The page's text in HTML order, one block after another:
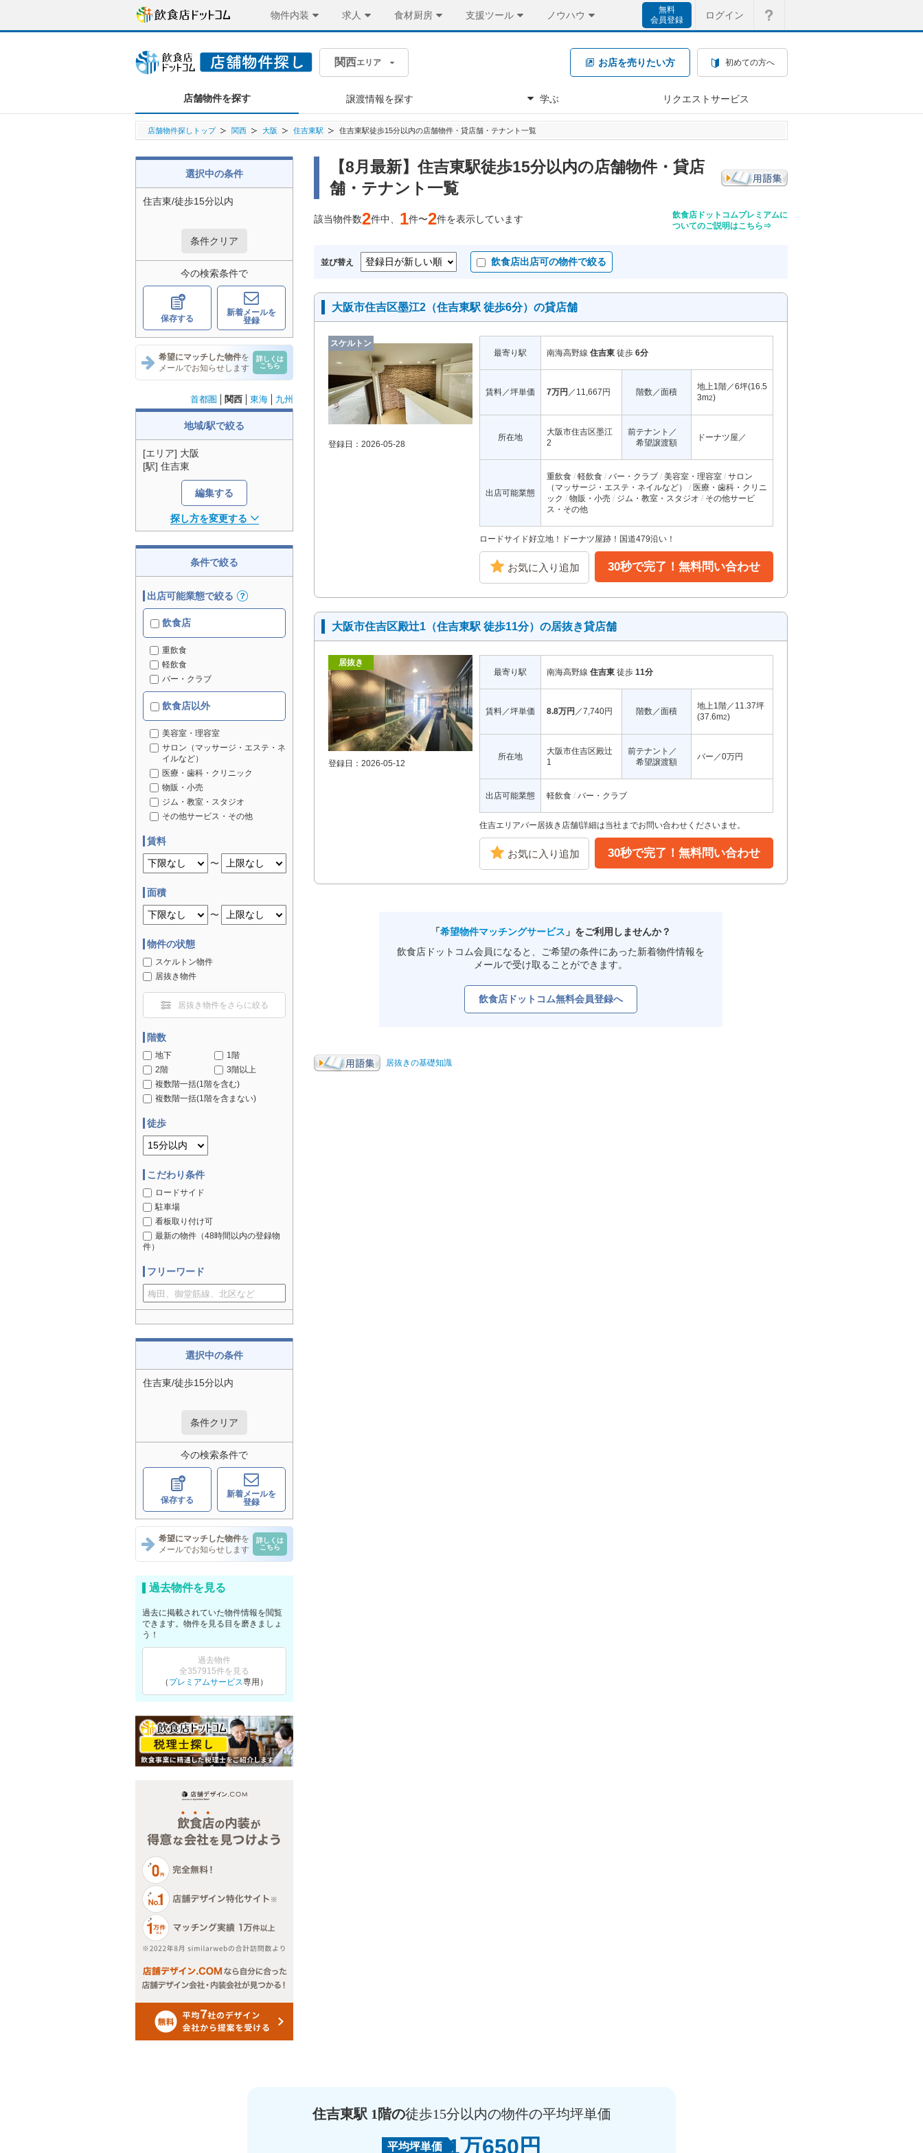
物件内装 求人 食材厨房 支援ツール ノウハウ
無料
会員登録
ログイン
関西エリア お店を売りたい方 初めての方へ
店舗物件を探す 譲渡情報を探す 学ぶ リクエストサービス
店舗物件探しトップ 関西 大阪 住吉東駅 住吉東駅徒歩15分以内の店舗物件・貸店舗・テナント一覧
選択中の条件
住吉東/徒歩15分以内
条件クリア
今の検索条件で
保存する
新着メールを
登録
希望にマッチした物件を
メールでお知らせします
詳しくは
こちら
首都圏 関西 東海 九州
地域/駅で絞る
[エリア] 大阪
[駅] 住吉東
編集する
探し方を変更する
条件で絞る
出店可能業態で絞る
飲食店
重飲食
軽飲食
バー・クラブ
飲食店以外
美容室・理容室
サロン（マッサージ・エステ・ネ
イルなど）
医療・歯科・クリニック
物販・小売
ジム・教室・スタジオ
その他サービス・その他
賃料
〜
面積
〜
物件の状態
スケルトン物件
居抜き物件
居抜き物件をさらに絞る
階数
地下
1階
2階
3階以上
複数階一括(1階を含む)
複数階一括(1階を含まない)
徒歩
こだわり条件
ロードサイド
駐車場
看板取り付け可
最新の物件（48時間以内の登録物
件）
フリーワード
選択中の条件
住吉東/徒歩15分以内
条件クリア
今の検索条件で
保存する
新着メールを
登録
希望にマッチした物件を
メールでお知らせします
詳しくは
こちら
過去物件を見る
過去に掲載されていた物件情報を閲覧
できます。物件を見る目を磨きましょ
う！
過去物件
全357915件を見る
（ プレミアムサービス専用）
【8月最新】住吉東駅徒歩15分以内の店舗物件・貸店
舗・テナント一覧
該当物件数2件中、 1件〜2件を表示しています
飲食店ドットコムプレミアムに
ついてのご説明はこちら⇒
並び替え 飲食店出店可の物件で絞る
大阪市住吉区墨江2（住吉東駅 徒歩6分）の貸店舗
スケルトン
登録日：2026-05-28
最寄り駅 南海高野線 住吉東 徒歩 6分
賃料／坪単価 7万円 ／11,667円 階数／面積
地上1階／6坪(16.5
3m2)
所在地
大阪市住吉区墨江
2
前テナント／
希望譲渡額
ドーナツ屋／
出店可能業態
重飲食 軽飲食 バー・クラブ 美容室・理容室
サロン
（マッサージ・エステ・ネイルなど）
医療・歯科・クリニ
ック
物販・小売 ジム・教室・スタジオ
その他サービ
ス・その他
ロードサイド好立地！ドーナツ屋跡！国道479沿い！
お気に入り追加 30秒で完了！無料問い合わせ
大阪市住吉区殿辻1（住吉東駅 徒歩11分）の居抜き貸店舗
居抜き
登録日：2026-05-12
最寄り駅 南海高野線 住吉東 徒歩 11分
賃料／坪単価 8.8万円 ／7,740円 階数／面積
地上1階／11.37坪
(37.6m2)
所在地
大阪市住吉区殿辻
1
前テナント／
希望譲渡額
バー／0万円
出店可能業態 軽飲食 バー・クラブ
住吉エリアバー居抜き店舗!詳細は当社までお問い合わせくださいませ。
お気に入り追加 30秒で完了！無料問い合わせ
「希望物件マッチングサービス 」をご利用しませんか？
飲食店ドットコム会員になると、ご希望の条件にあった新着物件情報を
メールで受け取ることができます。
飲食店ドットコム無料会員登録へ
居抜きの基礎知識
住吉東駅 1階の徒歩15分以内の物件の平均坪単価
平均坪単価 1万650円